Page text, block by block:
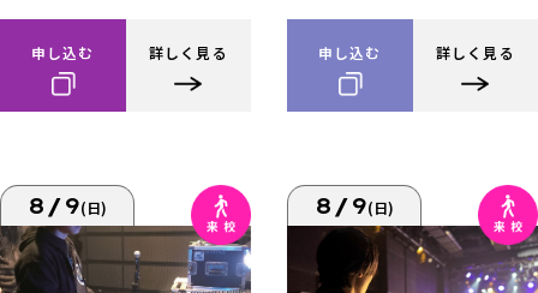
申し込む 詳しく見る 申し込む 詳しく見る
8/9(日) 8/9(日)